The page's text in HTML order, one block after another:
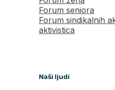
Forum seniora
Forum sindikalnih
aktivistica
Naši ljudi